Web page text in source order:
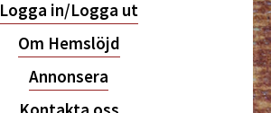
Logga in/Logga ut
Om Hemslöjd
Annonsera